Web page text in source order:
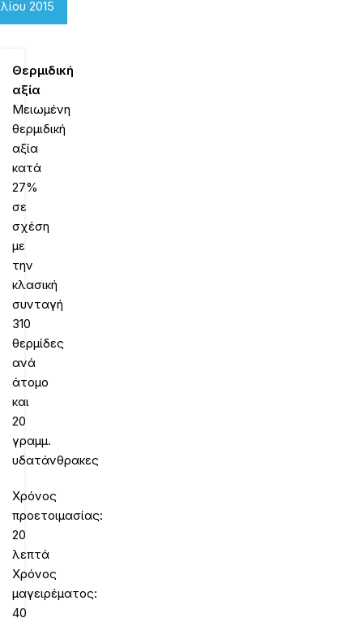
2015
Θερμιδική
αξία
Μειωμένη
θερμιδική
αξία
κατά
27%
σε
σχέση
με
την
κλασική
συνταγή
310
θερμίδες
ανά
άτομο
και
20
γραμμ.
υδατάνθρακες
Χρόνος
προετοιμασίας:
20
λεπτά
Χρόνος
μαγειρέματος:
40